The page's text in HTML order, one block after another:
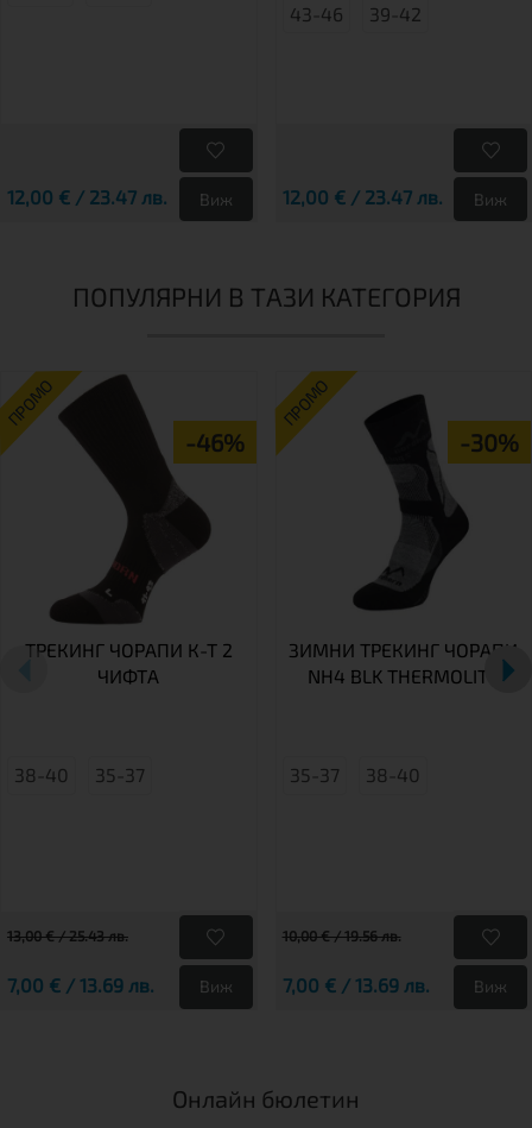
12,00 € / 23.47 лв. Виж
43-46 39-42
12,00 € / 23.47 лв. Виж
ПОПУЛЯРНИ В ТАЗИ КАТЕГОРИЯ
ПРОМО
-46%
ТРЕКИНГ ЧОРАПИ К-Т 2
ЧИФТА
38-40 35-37
13,00 € / 25.43 лв.
7,00 € / 13.69 лв. Виж
ПРОМО
-30%
ЗИМНИ ТРЕКИНГ ЧОРАПИ
NH4 BLK THERMOLITE
35-37 38-40
10,00 € / 19.56 лв.
7,00 € / 13.69 лв. Виж
Онлайн бюлетин